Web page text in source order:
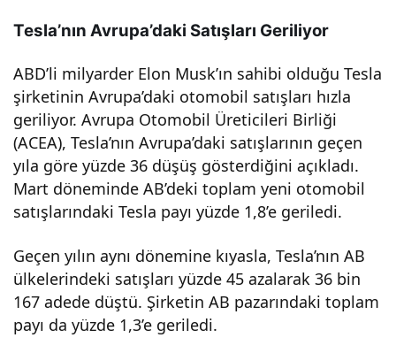
Tesla’nın Avrupa’daki Satışları Geriliyor
ABD’li milyarder Elon Musk’ın sahibi olduğu Tesla
şirketinin Avrupa’daki otomobil satışları hızla
geriliyor. Avrupa Otomobil Üreticileri Birliği
(ACEA), Tesla’nın Avrupa’daki satışlarının geçen
yıla göre yüzde 36 düşüş gösterdiğini açıkladı.
Mart döneminde AB’deki toplam yeni otomobil
satışlarındaki Tesla payı yüzde 1,8’e geriledi.
Geçen yılın aynı dönemine kıyasla, Tesla’nın AB
ülkelerindeki satışları yüzde 45 azalarak 36 bin
167 adede düştü. Şirketin AB pazarındaki toplam
payı da yüzde 1,3’e geriledi.
fırsa
tını
kaçı
rma